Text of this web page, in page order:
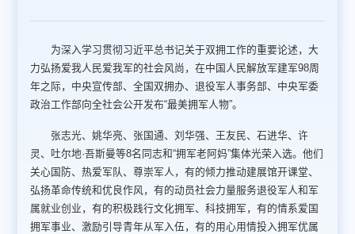
为深入学习贯彻习近平总书记关于双拥工作的重要论述，大
力弘扬爱我人民爱我军的社会风尚，在中国人民解放军建军98周
年之际，中央宣传部、全国双拥办、退役军人事务部、中央军委
政治工作部向全社会公开发布“最美拥军人物”。
张志光、姚华亮、张国通、刘华强、王友民、石进华、许
灵、吐尔地·吾斯曼等8名同志和“拥军老阿妈”集体光荣入选。他们
关心国防、热爱军队、尊崇军人，有的倾力推动建展馆开课堂、
弘扬革命传统和优良作风，有的动员社会力量服务退役军人和军
属就业创业，有的积极践行文化拥军、科技拥军，有的情系爱国
拥军事业、激励引导青年从军入伍，有的用心用情投入拥军优属